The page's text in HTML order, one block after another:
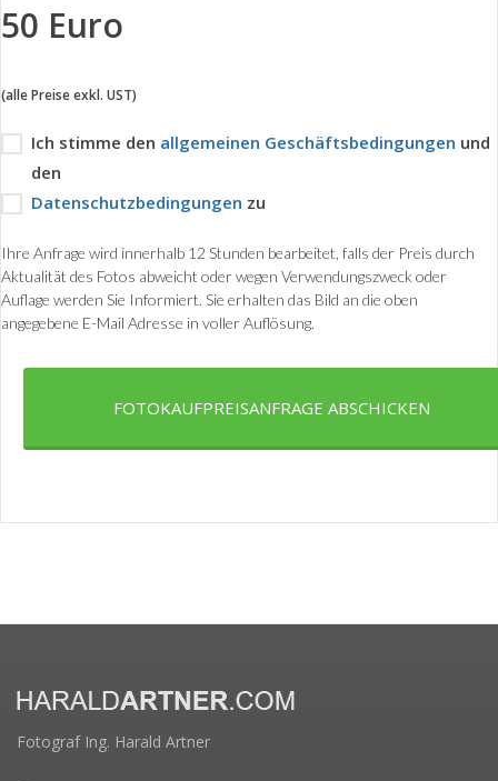
50 Euro
(alle Preise exkl. UST)
Ich stimme den allgemeinen Geschäftsbedingungen und
den
Datenschutzbedingungen zu
Ihre Anfrage wird innerhalb 12 Stunden bearbeitet, falls der Preis durch
Aktualität des Fotos abweicht oder wegen Verwendungszweck oder
Auflage werden Sie Informiert. Sie erhalten das Bild an die oben
angegebene E-Mail Adresse in voller Auflösung.
FOTOKAUFPREISANFRAGE ABSCHICKEN
Fotograf Ing. Harald Artner